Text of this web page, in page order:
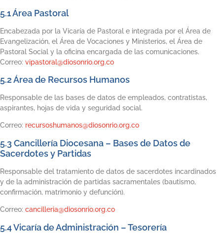
5.1 Área Pastoral
Encabezada por la Vicaría de Pastoral e integrada por el Área de
Evangelización, el Área de Vocaciones y Ministerios, el Área de
Pastoral Social y la oficina encargada de las comunicaciones.
Correo: vipastoral@diosonrio.org.co
5.2 Área de Recursos Humanos
Responsable de las bases de datos de empleados, contratistas,
aspirantes, hojas de vida y seguridad social.
Correo: recursoshumanos@diosonrio.org.co
5.3 Cancillería Diocesana – Bases de Datos de
Sacerdotes y Partidas
Responsable del tratamiento de datos de sacerdotes incardinados
y de la administración de partidas sacramentales (bautismo,
confirmación, matrimonio y defunción).
Correo: cancilleria@diosonrio.org.co
5.4 Vicaría de Administración – Tesorería